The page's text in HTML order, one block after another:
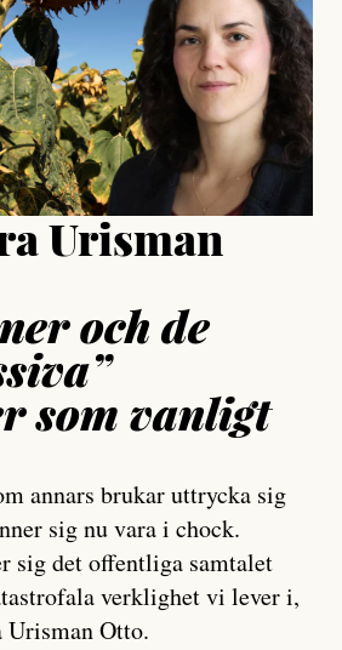
2026
2026
Urisman
och de
som vanligt
annars brukar uttrycka sig
sig nu vara i chock.
sig det offentliga samtalet
verklighet vi lever i,
Urisman Otto.